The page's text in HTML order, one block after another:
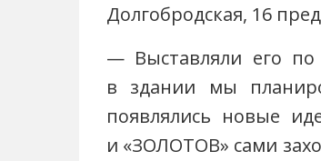
Долгобродская, 16
— Выставляли его по
в здании мы
появлялись новые
и «ЗОЛОТОВ» сами